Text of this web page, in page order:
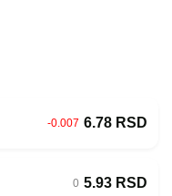
-0.007 6.78 RSD
0 5.93 RSD